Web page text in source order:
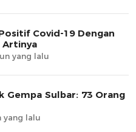
Covid-19 Dengan
Artinya
yang lalu
Gempa Sulbar: 73 Orang
yang lalu